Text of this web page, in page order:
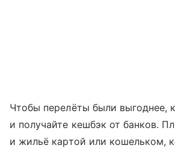
Чтобы перелёты были выгоднее,
и получайте кешбэк от банков.
и жильё картой или кошельком,